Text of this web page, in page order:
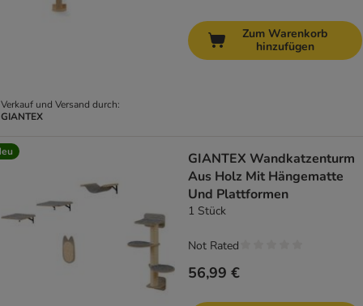
Verkauf und Versand durch:
GIANTEX
Zum Warenkorb
hinzufügen
GIANTEX Wandkatzenturm
Aus Holz Mit Hängematte
Und Plattformen
1 Stück
56,99 €
Not Rated